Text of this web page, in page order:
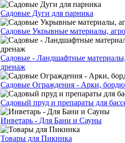
Садовые Дуги для парника
Садовые Укрывные материалы,
Садовые - Ландшафтные
дренаж
Садовые Ограждения - Арки,
Садовый пруд и препараты для
Инветарь - Для Бани и Сауны
Товары для Пикника